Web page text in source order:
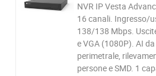
NVR IP Vesta
16 canali. Ingresso/
138/138 Mbps.
e VGA (1080P). AI
perimetrale,
persone e SMD. 1